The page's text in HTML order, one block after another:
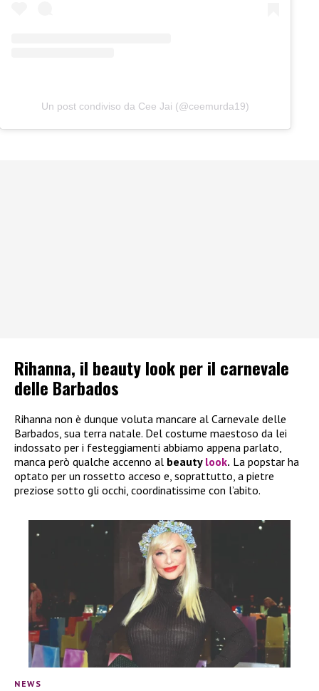
Un post condiviso da Cee Jai (@ceemurda19)
Rihanna, il beauty look per il carnevale
delle Barbados
Rihanna non è dunque voluta mancare al Carnevale delle
Barbados, sua terra natale. Del costume maestoso da lei
indossato per i festeggiamenti abbiamo appena parlato,
manca però qualche accenno al beauty look. La popstar ha
optato per un rossetto acceso e, soprattutto, a pietre
preziose sotto gli occhi, coordinatissime con l’abito.
NEWS